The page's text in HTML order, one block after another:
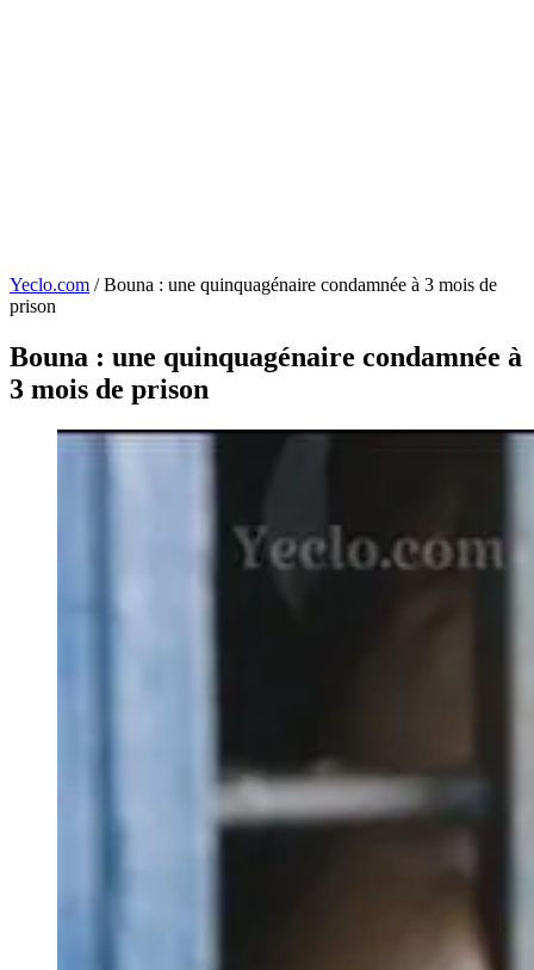
Yeclo.com / Bouna : une quinquagénaire condamnée à 3 mois de
prison
Bouna : une quinquagénaire condamnée à
3 mois de prison